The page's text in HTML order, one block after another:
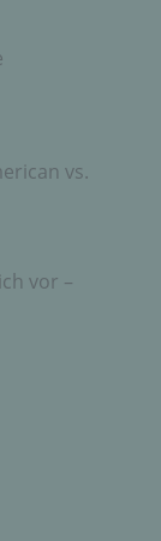
vs.
vor –
jedoch
Person,
außer der
dem
unter
zu
Person